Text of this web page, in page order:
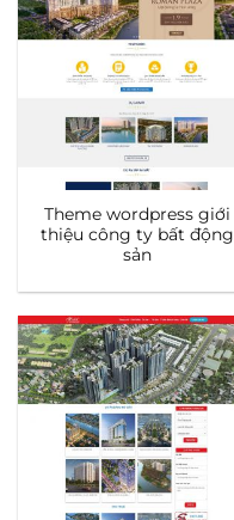
Theme wordpress giới
thiệu công ty bất động
sản